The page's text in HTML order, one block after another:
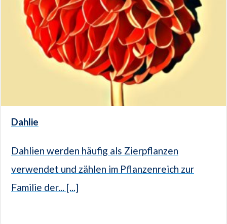
Dahlie
Dahlien werden häufig als Zierpflanzen
verwendet und zählen im Pflanzenreich zur
Familie der... [...]